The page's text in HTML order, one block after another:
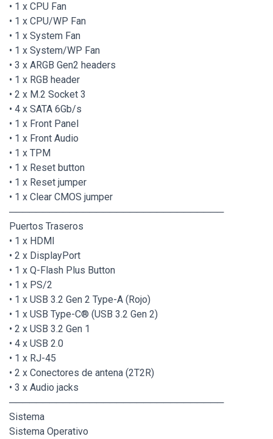
• 1 x CPU Fan
• 1 x CPU/WP Fan
• 1 x System Fan
• 1 x System/WP Fan
• 3 x ARGB Gen2 headers
• 1 x RGB header
• 2 x M.2 Socket 3
• 4 x SATA 6Gb/s
• 1 x Front Panel
• 1 x Front Audio
• 1 x TPM
• 1 x Reset button
• 1 x Reset jumper
• 1 x Clear CMOS jumper
────────────────────────────────
Puertos Traseros
• 1 x HDMI
• 2 x DisplayPort
• 1 x Q-Flash Plus Button
• 1 x PS/2
• 1 x USB 3.2 Gen 2 Type-A (Rojo)
• 1 x USB Type-C® (USB 3.2 Gen 2)
• 2 x USB 3.2 Gen 1
• 4 x USB 2.0
• 1 x RJ-45
• 2 x Conectores de antena (2T2R)
• 3 x Audio jacks
────────────────────────────────
Sistema
Sistema Operativo